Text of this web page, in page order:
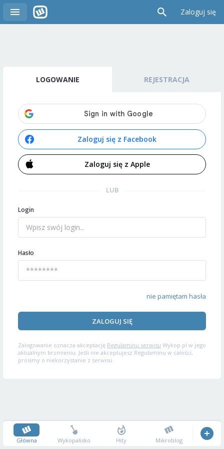
Zaloguj się
LOGOWANIE REJESTRACJA
Zaloguj się z Facebook
Zaloguj się z Apple
LUB
Login
Hasło
nie pamiętam hasła
ZALOGUJ SIĘ
Zalogowanie oznacza akceptację Regulaminu serwisu Wykop.pl w jego
aktualnym brzmieniu. Jeśli nie akceptujesz Regulaminu w całości,
prosimy o niekorzystanie z serwisu.
Główna Wykopalisko Hity Mikroblog